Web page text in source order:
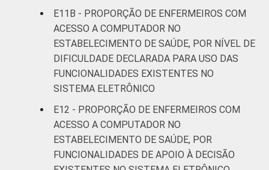
E11B - PROPORÇÃO DE ENFERMEIROS COM
ACESSO A COMPUTADOR NO
ESTABELECIMENTO DE SAÚDE, POR NÍVEL DE
DIFICULDADE DECLARADA PARA USO DAS
FUNCIONALIDADES EXISTENTES NO
SISTEMA ELETRÔNICO
E12 - PROPORÇÃO DE ENFERMEIROS COM
ACESSO A COMPUTADOR NO
ESTABELECIMENTO DE SAÚDE, POR
FUNCIONALIDADES DE APOIO À DECISÃO